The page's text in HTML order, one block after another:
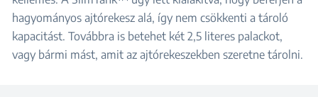
hagyományos ajtórekesz alá, így nem csökkenti a tároló
kapacitást. Továbbra is betehet két 2,5 literes palackot,
vagy bármi mást, amit az ajtórekeszekben szeretne tárolni.